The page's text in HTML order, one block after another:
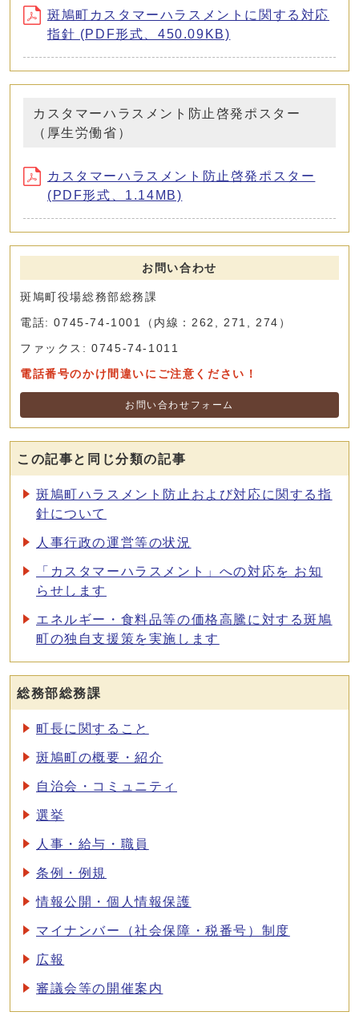
斑鳩町カスタマーハラスメントに関する対応
指針 (PDF形式、450.09KB)
カスタマーハラスメント防止啓発ポスター
（厚生労働省）
カスタマーハラスメント防止啓発ポスター
(PDF形式、1.14MB)
お問い合わせ
斑鳩町役場総務部総務課
電話: 0745-74-1001（内線：262, 271, 274）
ファックス: 0745-74-1011
電話番号のかけ間違いにご注意ください！
お問い合わせフォーム
この記事と同じ分類の記事
斑鳩町ハラスメント防止および対応に関する指
針について
人事行政の運営等の状況
「カスタマーハラスメント」への対応を お知
らせします
エネルギー・食料品等の価格高騰に対する斑鳩
町の独自支援策を実施します
総務部総務課
町長に関すること
斑鳩町の概要・紹介
自治会・コミュニティ
選挙
人事・給与・職員
条例・例規
情報公開・個人情報保護
マイナンバー（社会保障・税番号）制度
広報
審議会等の開催案内